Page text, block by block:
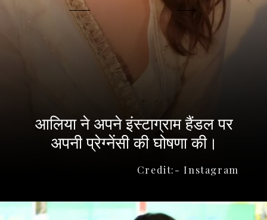
Credit:- Instagram
आलिया ने अपने इंस्टाग्राम हैंडल पर
अपनी प्रेग्नेंसी की घोषणा की।